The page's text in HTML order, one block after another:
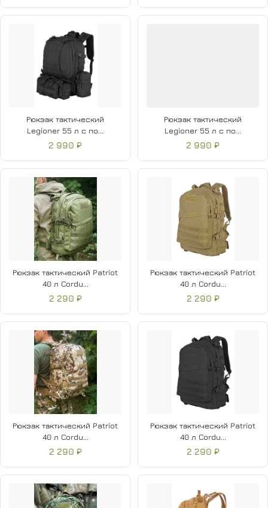
Рюкзак тактический
Legioner 55 л с по...
2 990 ₽
Рюкзак тактический
Legioner 55 л с по...
2 990 ₽
Рюкзак тактический Patriot
40 л Cordu...
2 290 ₽
Рюкзак тактический Patriot
40 л Cordu...
2 290 ₽
Рюкзак тактический Patriot
40 л Cordu...
2 290 ₽
Рюкзак тактический Patriot
40 л Cordu...
2 290 ₽